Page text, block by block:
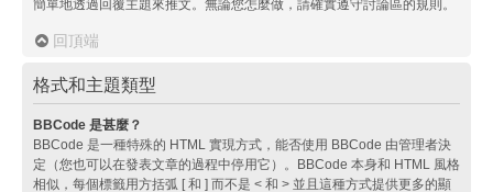
簡單地透過回覆主題來推文。無論您怎麼做，請確實遵守討論區的規則。
回頂端
格式和主題類型
BBCode 是甚麼？
BBCode 是一種特殊的 HTML 實現方式，能否使用 BBCode 由管理者決
定（您也可以在發表文章的過程中停用它）。BBCode 本身和 HTML 風格
相似，每個標籤用方括弧 [ 和 ] 而不是 < 和 > 並且這種方式提供更多的顯